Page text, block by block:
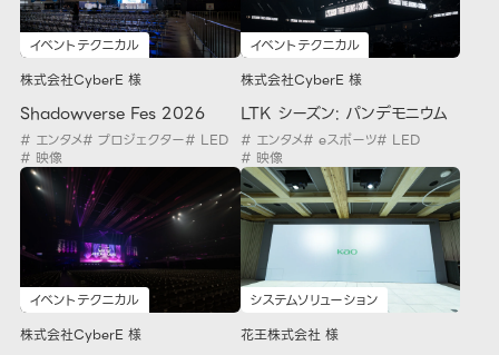
イベントテクニカル
株式会社CyberE 様
Shadowverse Fes 2026
# エンタメ# プロジェクター# LED
# 映像
イベントテクニカル
株式会社CyberE 様
LTK シーズン: パンデモニウム
# エンタメ# eスポーツ# LED
# 映像
イベントテクニカル
株式会社CyberE 様
システムソリューション
花王株式会社 様